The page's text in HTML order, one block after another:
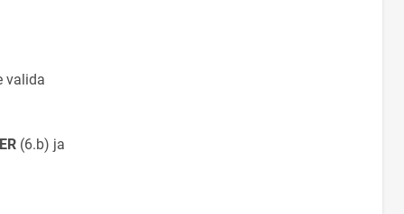
valida
(6.b) ja